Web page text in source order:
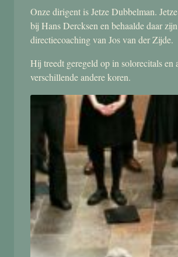
Onze dirigent is Jetze Dubbelman.
bij Hans Dercksen en behaalde daar
directiecoaching van Jos van der Zijde.
Hij treedt geregeld op in solorecitals
verschillende andere koren.